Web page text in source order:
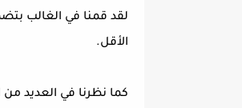
لقد قمنا في الغالب
الأقل.
كما نظرنا في العديد